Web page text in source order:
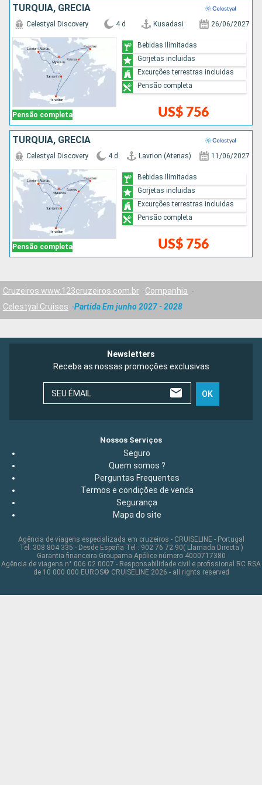
TURQUIA, GRÉCIA
Pensão completa
Celestyal Discovery 4 d Kusadasi 26/06/2027
US$ 756
Bebidas Ilimitadas
Gorjetas incluidas
Excurções terrestras incluidas
Pensão completa
TURQUIA, GRÉCIA
Pensão completa
Celestyal Discovery 4 d Lavrion (Atenas) 11/06/2027
US$ 756
Bebidas Ilimitadas
Gorjetas incluidas
Excurções terrestras incluidas
Pensão completa
Cruzeiros www.123cruzeiros.com.br
Companhia
Celestyal Cruises
Partida Em junho 2027 - 2028
Newsletters
Receba as nossas promoções exclusivas
SEU ÉMAIL OK
Nossos Serviços
Seguro
Quem somos ?
Perguntas Frequentes
Termos e condições de venda
Segurança
Mapa do site
Agência de viagens especializada em cruzeiros - CRUISELINE - Portugal
Tel: 308 804 335 - Desde España Tel : 902 76 72 90( Llamada Directa )
Garantia financeira Groupama Apólice número 4000717380
Agência de viagens n° 006 02 0007 - Responsabilidade civil e profissional RC RSA
de 10 000 000 EUROS© CRUISELINE 2026 - all rights reserved